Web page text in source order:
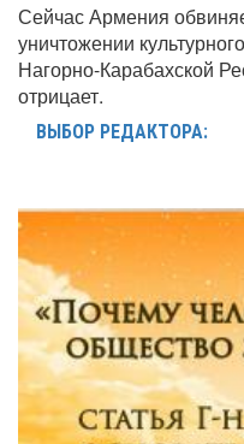
Сейчас Армения
уничтожении
Нагорно-Карабахской
отрицает.
ВЫБОР РЕДАКТОРА: